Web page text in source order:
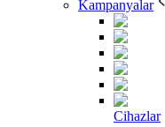
Kampanyalar
Cihazlar